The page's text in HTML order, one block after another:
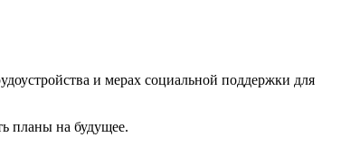
и мерах социальной поддержки для
планы на будущее.